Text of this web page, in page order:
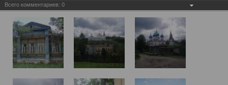
Всего комментариев: 0